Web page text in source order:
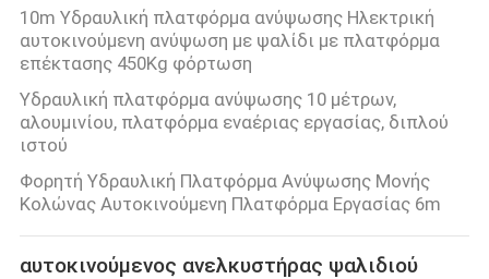
ΕΠΙΣΚΈΨΕΙΣ
ΣΤΟ
ΕΡΓΟΣΤΆΣΙΟ
ΈΛΕΓΧΟΣ
ΠΟΙΌΤΗΤΑΣ
10m Υδραυλική πλατφόρμα ανύψωσης Ηλεκτρική
αυτοκινούμενη ανύψωση με ψαλίδι με πλατφόρμα
επέκτασης 450Kg φόρτωση
Υδραυλική πλατφόρμα ανύψωσης 10 μέτρων,
αλουμινίου, πλατφόρμα εναέριας εργασίας, διπλού
ιστού
Φορητή Υδραυλική Πλατφόρμα Ανύψωσης Μονής
Κολώνας Αυτοκινούμενη Πλατφόρμα Εργασίας 6m
αυτοκινούμενος ανελκυστήρας ψαλιδιού